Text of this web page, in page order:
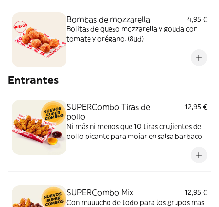
Bombas de mozzarella
4,95 €
Bolitas de queso mozzarella y gouda con
tomate y orégano. (8ud)
Entrantes
SUPERCombo Tiras de
pollo
12,95 €
Ni más ni menos que 10 tiras crujientes de
pollo picante para mojar en salsa barbacoa
de solomillos de pollo, tiernos y sabrosos,
SUPERCombo Mix
12,95 €
Con muuucho de todo para los grupos mas